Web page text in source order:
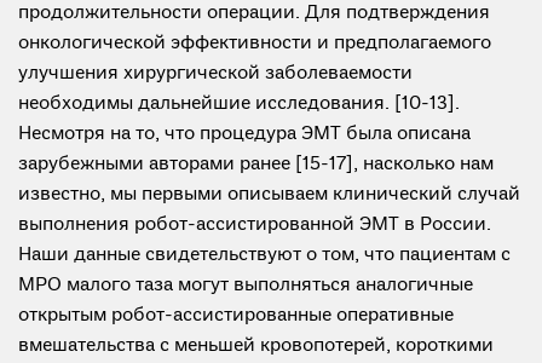
продолжительности операции. Для подтверждения
онкологической эффективности и предполагаемого
улучшения хирургической заболеваемости
необходимы дальнейшие исследования. [10-13].
Несмотря на то, что процедура ЭМТ была описана
зарубежными авторами ранее [15-17], насколько нам
известно, мы первыми описываем клинический случай
выполнения робот-ассистированной ЭМТ в России.
Наши данные свидетельствуют о том, что пациентам с
МРО малого таза могут выполняться аналогичные
открытым робот-ассистированные оперативные
вмешательства с меньшей кровопотерей, короткими